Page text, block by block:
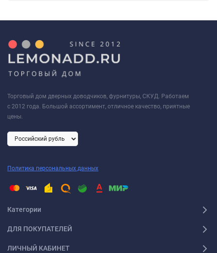
Торговый дом дверных доводчиков, фурнитуры, СКУД. Работаем
с 2012 года. Большой ассортимент, отличное качество, приятные
цены.
Политика персональных данных
Категории
ДЛЯ ПОКУПАТЕЛЕЙ
ЛИЧНЫЙ КАБИНЕТ